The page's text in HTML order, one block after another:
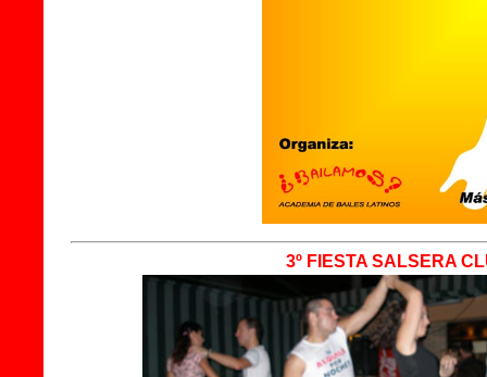
3º FIESTA SALSERA